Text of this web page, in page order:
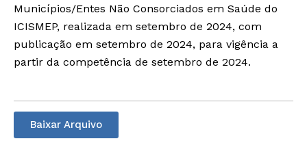
Municípios/Entes Não Consorciados em Saúde do
ICISMEP, realizada em setembro de 2024, com
publicação em setembro de 2024, para vigência a
partir da competência de setembro de 2024.
Baixar Arquivo